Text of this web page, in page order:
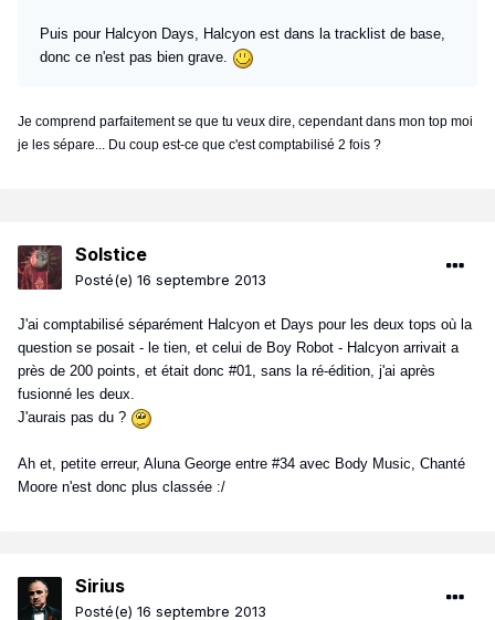
Puis pour Halcyon Days, Halcyon est dans la tracklist de base,
donc ce n'est pas bien grave.
Je comprend parfaitement se que tu veux dire, cependant dans mon top moi
je les sépare... Du coup est-ce que c'est comptabilisé 2 fois ?
Solstice
Posté(e) 16 septembre 2013
J'ai comptabilisé séparément Halcyon et Days pour les deux tops où la
question se posait - le tien, et celui de Boy Robot - Halcyon arrivait a
près de 200 points, et était donc #01, sans la ré-édition, j'ai après
fusionné les deux.
J'aurais pas du ?
Ah et, petite erreur, Aluna George entre #34 avec Body Music, Chanté
Moore n'est donc plus classée :/
Sirius
Posté(e) 16 septembre 2013